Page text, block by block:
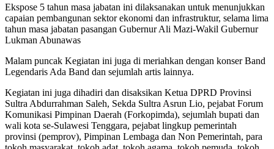
Ekspose 5 tahun masa jabatan ini dilaksanakan untuk menunjukkan
capaian pembangunan sektor ekonomi dan infrastruktur, selama lima
tahun masa jabatan pasangan Gubernur Ali Mazi-Wakil Gubernur
Lukman Abunawas
Malam puncak Kegiatan ini juga di meriahkan dengan konser Band
Legendaris Ada Band dan sejumlah artis lainnya.
Kegiatan ini juga dihadiri dan disaksikan Ketua DPRD Provinsi
Sultra Abdurrahman Saleh, Sekda Sultra Asrun Lio, pejabat Forum
Komunikasi Pimpinan Daerah (Forkopimda), sejumlah bupati dan
wali kota se-Sulawesi Tenggara, pejabat lingkup pemerintah
provinsi (pemprov), Pimpinan Lembaga dan Non Pemerintah, para